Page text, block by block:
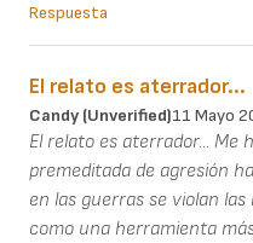
Respuesta
El relato es aterrador...
Candy (unverified)11 Mayo
El relato es aterrador... Me
premeditada de agresión
en las guerras se violan
como una herramienta